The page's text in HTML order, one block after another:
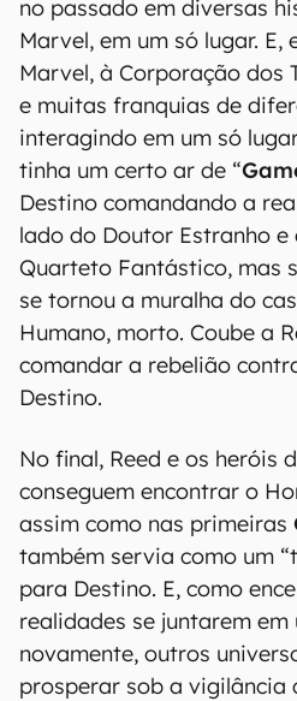
no passado em diversas
Marvel, em um só lugar. E,
Marvel, à Corporação dos
e muitas franquias de
interagindo em um só
tinha um certo ar de “
Destino comandando a
lado do Doutor Estranho e
Quarteto Fantástico, mas
se tornou a muralha do
Humano, morto. Coube a
comandar a rebelião
Destino.
No final, Reed e os heróis
conseguem encontrar o
assim como nas primeiras
também servia como um
para Destino. E, como
realidades se juntarem em
novamente, outros
prosperar sob a vigilância